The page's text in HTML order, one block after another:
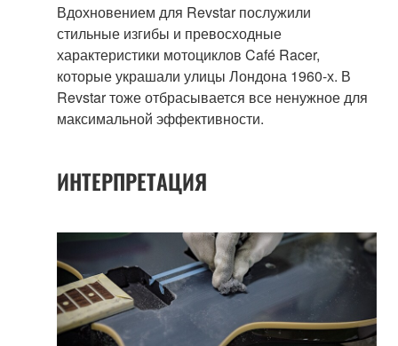
Вдохновением для Revstar послужили
стильные изгибы и превосходные
характеристики мотоциклов Café Racer,
которые украшали улицы Лондона 1960-х. В
Revstar тоже отбрасывается все ненужное для
максимальной эффективности.
ИНТЕРПРЕТАЦИЯ